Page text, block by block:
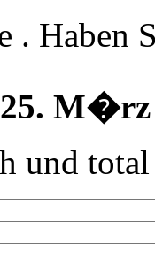
. Haben
25. M�rz
und